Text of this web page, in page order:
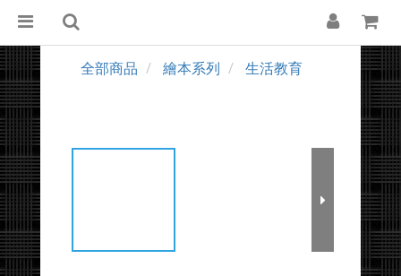
全部商品 繪本系列 生活教育